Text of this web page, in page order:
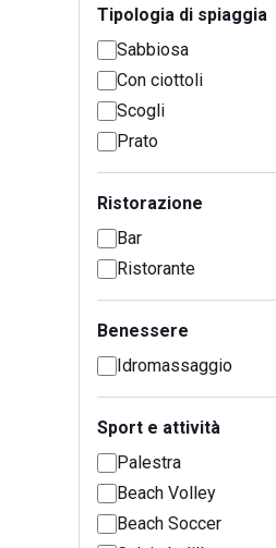
Tipologia di spiaggia
Sabbiosa
Con ciottoli
Scogli
Prato
Ristorazione
Bar
Ristorante
Benessere
Idromassaggio
Sport e attività
Palestra
Beach Volley
Beach Soccer